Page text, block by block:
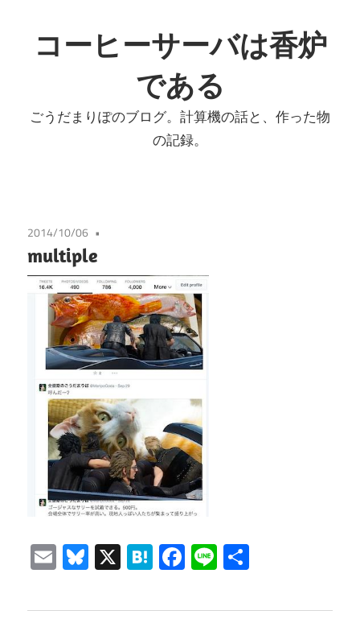
ン
テ
へ
コーヒーサーバは香炉
である
ごうだまりぽのブログ。計算機の話と、作った物
の記録。
2014/10/06
multiple
EmailBluesky
X Hatena
Facebook
Line